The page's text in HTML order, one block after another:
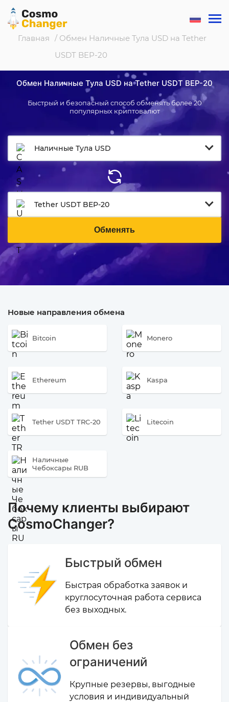
Главная / Обмен Наличные Тула USD на Tether
USDT BEP-20
Обмен Наличные Тула USD на Tether USDT BEP-20
Быстрый и безопасный способ обменять более 20
популярных криптовалют
Наличные Тула USD
Tether USDT BEP-20
Обменять
Новые направления обмена
Bitcoin Monero
Ethereum Kaspa
Tether USDT TRC-20 Litecoin
Наличные
Чебоксары RUB
Почему клиенты выбирают
CosmoChanger?
Быстрый обмен
Быстрая обработка заявок и
круглосуточная работа сервиса
без выходных.
Обмен без
ограничений
Крупные резервы, выгодные
условия и индивидуальный